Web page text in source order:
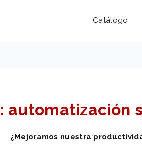
Catálogo
automatización
¿Mejoramos nuestra